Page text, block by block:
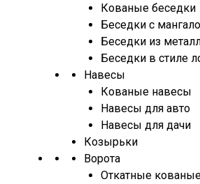
Кованые беседки
Беседки с
Беседки из
Беседки в стиле
Навесы
Кованые навесы
Навесы для авто
Навесы для дачи
Козырьки
Ворота
Откатные